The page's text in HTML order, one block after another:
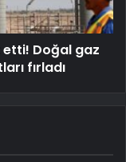
etti! Doğal gaz
fırladı